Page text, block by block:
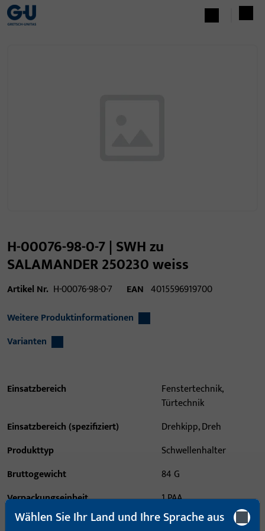
H-00076-98-0-7 | SWH zu
SALAMANDER 250230 weiss
Artikel Nr. H-00076-98-0-7 EAN 4015596919700
Weitere Produktinformationen
Varianten
Einsatzbereich
Fenstertechnik,
Türtechnik
Einsatzbereich (spezifiziert)
Drehkipp, Dreh
Produkttyp
Schwellenhalter
Bruttogewicht
84 G
Verpackungseinheit
1 PAA
Mindestbestelleinheit
1 PAA
Wählen Sie Ihr Land und Ihre Sprache aus